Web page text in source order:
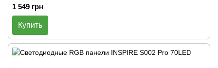
1 549 грн
Купить